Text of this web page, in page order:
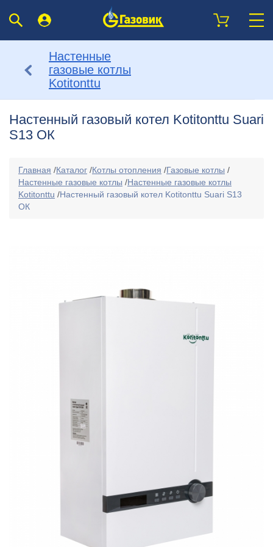
Настенные
газовые котлы
Kotitonttu
Настенный газовый котел Kotitonttu Suari
S13 ОК
Главная /Каталог /Котлы отопления /Газовые котлы /
Настенные газовые котлы /Настенные газовые котлы
Kotitonttu /Настенный газовый котел Kotitonttu Suari S13
ОК